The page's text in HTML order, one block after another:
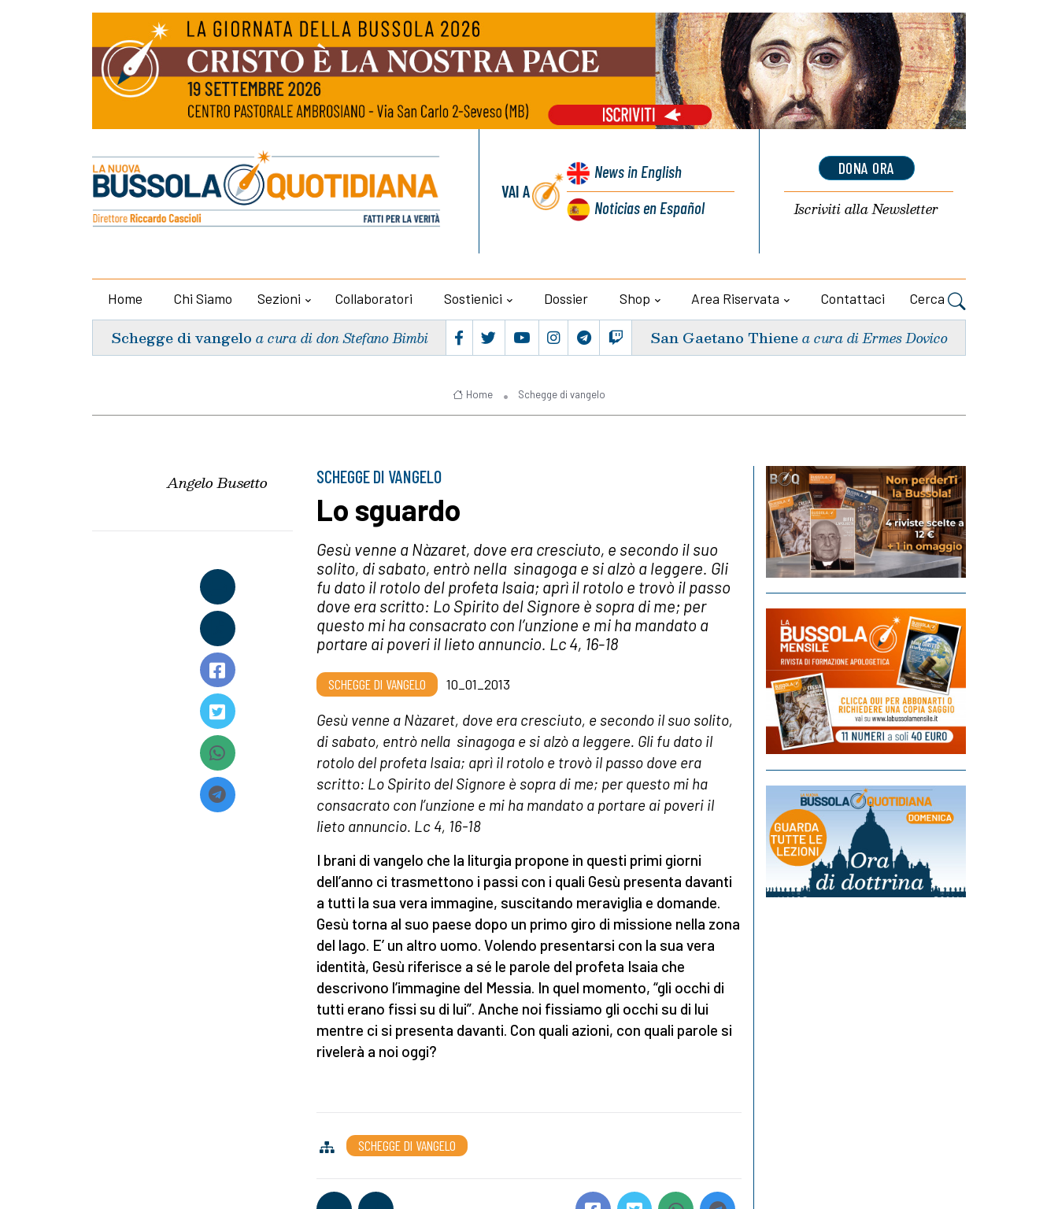
VAI A
Newsin English
Noticiasen Español
DONA ORA
Iscriviti allaNewsletter
Home Chi Siamo Sezioni Collaboratori Sostienici Dossier Shop Area Riservata Contattaci Cerca
Schegge di vangelo a cura di don Stefano Bimbi San Gaetano Thiene a cura di Ermes Dovico
Home Schegge di vangelo
Angelo Busetto SCHEGGE DI VANGELO
Lo sguardo
Gesù venne a Nàzaret, dove era cresciuto, e secondo il suo
solito, di sabato, entrò nella sinagoga e si alzò a leggere. Gli
fu dato il rotolo del profeta Isaia; aprì il rotolo e trovò il passo
dove era scritto: Lo Spirito del Signore è sopra di me; per
questo mi ha consacrato con l’unzione e mi ha mandato a
portare ai poveri il lieto annuncio. Lc 4, 16-18
SCHEGGE DI VANGELO 10_01_2013
Gesù venne a Nàzaret, dove era cresciuto, e secondo il suo solito,
di sabato, entrò nella sinagoga e si alzò a leggere. Gli fu dato il
rotolo del profeta Isaia; aprì il rotolo e trovò il passo dove era
scritto: Lo Spirito del Signore è sopra di me; per questo mi ha
consacrato con l’unzione e mi ha mandato a portare ai poveri il
lieto annuncio. Lc 4, 16-18
I brani di vangelo che la liturgia propone in questi primi giorni
dell’anno ci trasmettono i passi con i quali Gesù presenta davanti
a tutti la sua vera immagine, suscitando meraviglia e domande.
Gesù torna al suo paese dopo un primo giro di missione nella zona
del lago. E’ un altro uomo. Volendo presentarsi con la sua vera
identità, Gesù riferisce a sé le parole del profeta Isaia che
descrivono l’immagine del Messia. In quel momento, “gli occhi di
tutti erano fissi su di lui”. Anche noi fissiamo gli occhi su di lui
mentre ci si presenta davanti. Con quali azioni, con quali parole si
rivelerà a noi oggi?
SCHEGGE DI VANGELO